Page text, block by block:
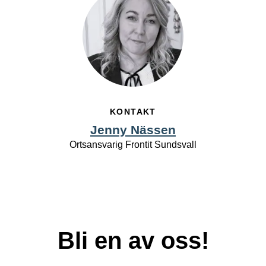
KONTAKT
Jenny Nässen
Ortsansvarig Frontit Sundsvall
Bli en av oss!